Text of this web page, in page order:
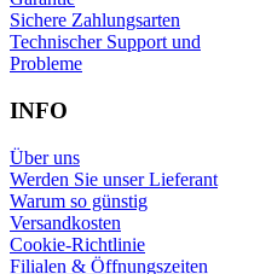
Sichere Zahlungsarten
Technischer Support und
Probleme
INFO
Über uns
Werden Sie unser Lieferant
Warum so günstig
Versandkosten
Cookie-Richtlinie
Filialen & Öffnungszeiten